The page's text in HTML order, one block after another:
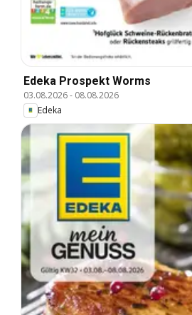
Edeka Prospekt Worms
03.08.2026- 08.08.2026
Edeka